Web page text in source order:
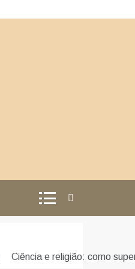
Ciência e religião: como